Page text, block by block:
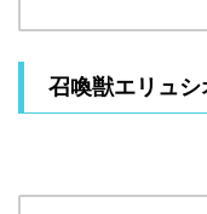
召喚獣エリュシ